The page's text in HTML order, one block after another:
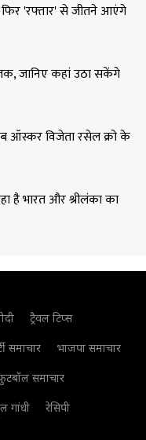
फिर 'रफ्तार' से जीतने आएंगे
जानिए कहां उठा सकेंगे
ऑस्कर विजेता रसेल क्रो के
है भारत और श्रीलंका का
ट्रैवल टिप्स
समाचार
भाजपा समाचार
समाचार
गांधी
रेसिपी